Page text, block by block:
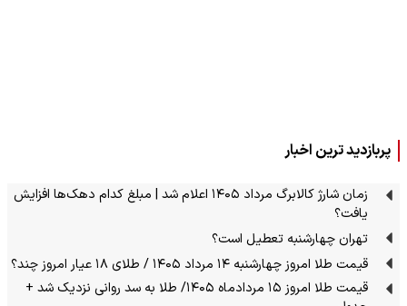
پربازدید ترین اخبار
زمان شارژ کالابرگ مرداد ۱۴۰۵ اعلام شد | مبلغ کدام دهک‌ها افزایش
یافت؟
تهران چهارشنبه تعطیل است؟
قیمت طلا امروز چهارشنبه ۱۴ مرداد ۱۴۰۵ / طلای ۱۸ عیار امروز چند؟
قیمت طلا امروز ۱۵ مردادماه ۱۴۰۵/ طلا به سد روانی نزدیک شد +